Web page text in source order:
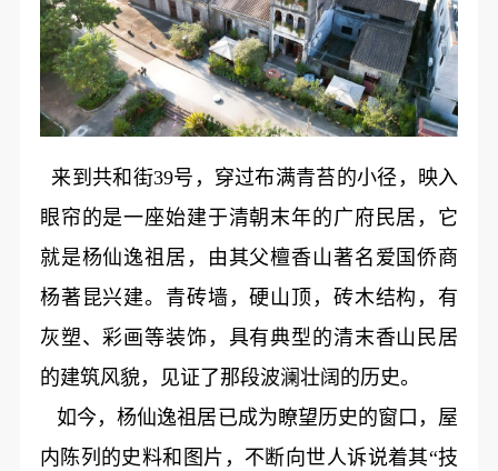
来到共和街39号，穿过布满青苔的小径，映入
眼帘的是一座始建于清朝末年的广府民居，它
就是杨仙逸祖居，由其父檀香山著名爱国侨商
杨著昆兴建。青砖墙，硬山顶，砖木结构，有
灰塑、彩画等装饰，具有典型的清末香山民居
的建筑风貌，见证了那段波澜壮阔的历史。
如今，杨仙逸祖居已成为瞭望历史的窗口，屋
内陈列的史料和图片，不断向世人诉说着其“技